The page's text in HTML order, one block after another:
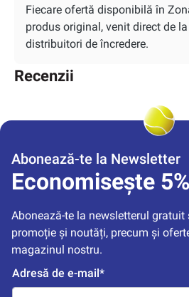
Fiecare ofertă disponibilă în
produs original, venit direct de
distribuitori de încredere.
Recenzii
Abonează-te la Newsletter
Economisește 5%
Abonează-te la newsletterul
promoție și noutăți, precum și
magazinul nostru.
Adresă de e-mail*